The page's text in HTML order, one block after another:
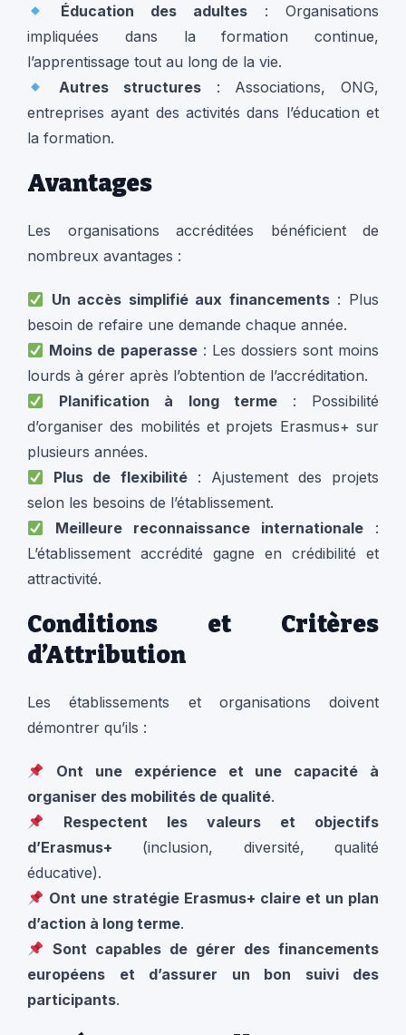
Éducation des adultes : Organisations
impliquées dans la formation continue,
l’apprentissage tout au long de la vie.
Autres structures: Associations, ONG,
entreprises ayant des activités dans l’éducation et
la formation.
Avantages
Les organisations accréditées bénéficient de
nombreux avantages :
Un accès simplifié aux financements: Plus
besoin de refaire une demande chaque année.
Moins de paperasse: Les dossiers sont moins
lourds à gérer après l’obtention de l’accréditation.
Planification à long terme: Possibilité
d’organiser des mobilités et projets Erasmus+ sur
plusieurs années.
Plus de flexibilité: Ajustement des projets
selon les besoins de l’établissement.
Meilleure reconnaissance internationale :
L’établissement accrédité gagne en crédibilité et
attractivité.
Conditions et Critères
d’Attribution
Les établissements et organisations doivent
démontrer qu’ils :
Ont une expérience et une capacité à
organiser des mobilités de qualité.
Respectent les valeurs et objectifs
d’Erasmus+ (inclusion, diversité, qualité
éducative).
Ont une stratégie Erasmus+ claire et un plan
d’action à long terme.
Sont capables de gérer des financements
européens et d’assurer un bon suivi des
participants.